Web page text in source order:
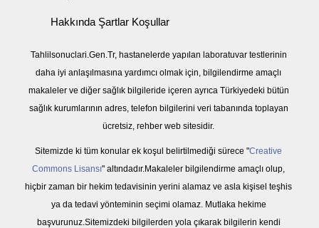
Hakkında Şartlar Koşullar
Tahlilsonuclari.Gen.Tr, hastanelerde yapılan laboratuvar testlerinin
daha iyi anlaşılmasına yardımcı olmak için, bilgilendirme amaçlı
makaleler ve diğer sağlık bilgileride içeren ayrıca Türkiyedeki bütün
sağlık kurumlarının adres, telefon bilgilerini veri tabanında toplayan
ücretsiz, rehber web sitesidir.
Sitemizde ki tüm konular ek koşul belirtilmediği sürece "Creative
Commons Lisansı" altındadır.Makaleler bilgilendirme amaçlı olup,
hiçbir zaman bir hekim tedavisinin yerini alamaz ve asla kişisel teşhis
ya da tedavi yönteminin seçimi olamaz. Mutlaka hekime
başvurunuz.Sitemizdeki bilgilerden yola çıkarak bilgilerin kendi